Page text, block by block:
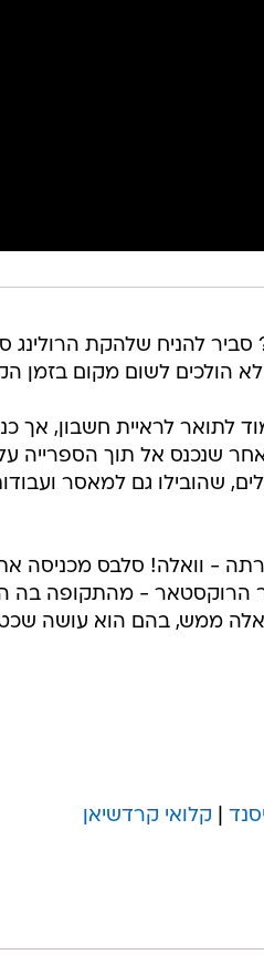
להניח שלהקת הרולינג
הולכים לשום מקום בזמן
72 שנים בבריטניה. כשהיה בן 19 החל ללמוד לתואר לראיית
שנכנס אל תוך הספרייה
שהובילו גם למאסר
- וואלה! סלבס מכניסה
הרוקסטאר - מהתקופה בה
אלה ממש, בהם הוא עושה
קלואי קרדשיאן